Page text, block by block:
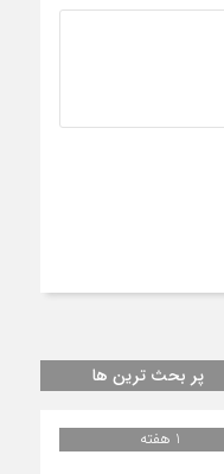
پر بحث ترین ها
1 هفته